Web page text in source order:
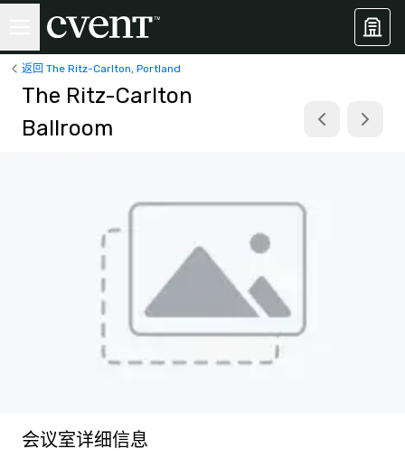
返回 The Ritz-Carlton, Portland
The Ritz-Carlton
Ballroom
会议室详细信息